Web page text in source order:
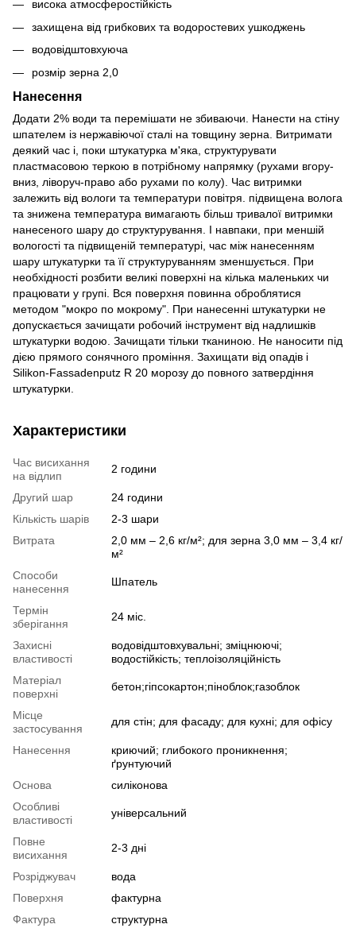
висока атмосферостійкість
захищена від грибкових та водоростевих ушкоджень
водовідштовхуюча
розмір зерна 2,0
Нанесення
Додати 2% води та перемішати не збиваючи. Нанести на стіну
шпателем із нержавіючої сталі на товщину зерна. Витримати
деякий час і, поки штукатурка м'яка, структурувати
пластмасовою теркою в потрібному напрямку (рухами вгору-
вниз, ліворуч-право або рухами по колу). Час витримки
залежить від вологи та температури повітря. підвищена волога
та знижена температура вимагають більш тривалої витримки
нанесеного шару до структурування. І навпаки, при меншій
вологості та підвищеній температурі, час між нанесенням
шару штукатурки та її структуруванням зменшується. При
необхідності розбити великі поверхні на кілька маленьких чи
працювати у групі. Вся поверхня повинна оброблятися
методом "мокро по мокрому". При нанесенні штукатурки не
допускається зачищати робочий інструмент від надлишків
штукатурки водою. Зачищати тільки тканиною. Не наносити під
дією прямого сонячного проміння. Захищати від опадів і
Silikon-Fassadenputz R 20 морозу до повного затвердіння
штукатурки.
Характеристики
Час висихання
на відлип
2 години
Другий шар
24 години
Кількість шарів
2-3 шари
Витрата
2,0 мм – 2,6 кг/м²; для зерна 3,0 мм – 3,4 кг/
м²
Способи
нанесення
Шпатель
Термін
зберігання
24 міс.
Захисні
властивості
водовідштовхувальні; зміцнюючі;
водостійкість; теплоізоляційність
Матеріал
поверхні
бетон;гіпсокартон;піноблок;газоблок
Місце
застосування
для стін; для фасаду; для кухні; для офісу
Нанесення
криючий; глибокого проникнення;
ґрунтуючий
Основа
силіконова
Особливі
властивості
універсальний
Повне
висихання
2-3 дні
Розріджувач
вода
Поверхня
фактурна
Фактура
структурна